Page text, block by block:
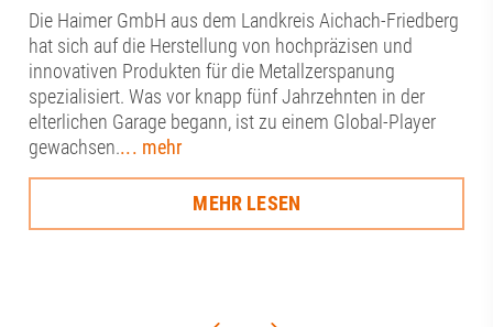
Die Haimer GmbH aus dem Landkreis Aichach-Friedberg
hat sich auf die Herstellung von hochpräzisen und
innovativen Produkten für die Metallzerspanung
spezialisiert. Was vor knapp fünf Jahrzehnten in der
elterlichen Garage begann, ist zu einem Global-Player
gewachsen.... mehr
MEHR LESEN